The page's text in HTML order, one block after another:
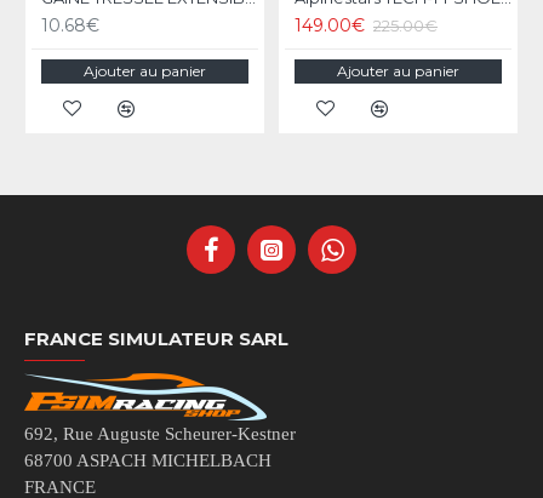
10.68€
Ajouter au panier
149.00€ 225.00€
Ajouter au panier
FRANCE SIMULATEUR SARL
692, Rue Auguste Scheurer-Kestner
68700 ASPACH MICHELBACH
FRANCE